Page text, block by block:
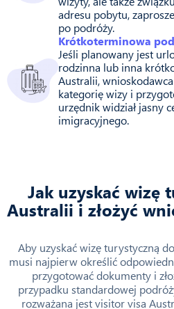
adresu pobytu,
po podróży.
Krótkoterminowa
Jeśli planowany jest
rodzinna lub inna
Australii,
kategorię wizy i
urzędnik widział jasny
imigracyjnego.
Jak uzyskać wizę
Australii i złożyć
Aby uzyskać wizę turystyczną
musi najpierw określić
przygotować dokumenty i
przypadku standardowej
rozważana jest visitor visa